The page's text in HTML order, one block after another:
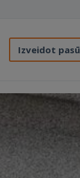
Izveidot